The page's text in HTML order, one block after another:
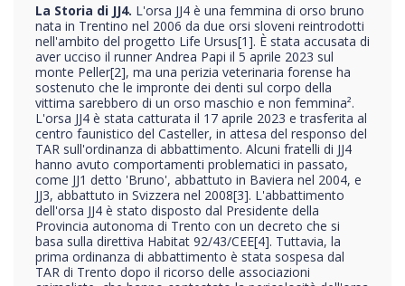
La Storia di JJ4. L'orsa JJ4 è una femmina di orso bruno
nata in Trentino nel 2006 da due orsi sloveni reintrodotti
nell'ambito del progetto Life Ursus[1]. È stata accusata di
aver ucciso il runner Andrea Papi il 5 aprile 2023 sul
monte Peller[2], ma una perizia veterinaria forense ha
sostenuto che le impronte dei denti sul corpo della
vittima sarebbero di un orso maschio e non femmina².
L'orsa JJ4 è stata catturata il 17 aprile 2023 e trasferita al
centro faunistico del Casteller, in attesa del responso del
TAR sull'ordinanza di abbattimento. Alcuni fratelli di JJ4
hanno avuto comportamenti problematici in passato,
come JJ1 detto 'Bruno', abbattuto in Baviera nel 2004, e
JJ3, abbattuto in Svizzera nel 2008[3]. L'abbattimento
dell'orsa JJ4 è stato disposto dal Presidente della
Provincia autonoma di Trento con un decreto che si
basa sulla direttiva Habitat 92/43/CEE[4]. Tuttavia, la
prima ordinanza di abbattimento è stata sospesa dal
TAR di Trento dopo il ricorso delle associazioni